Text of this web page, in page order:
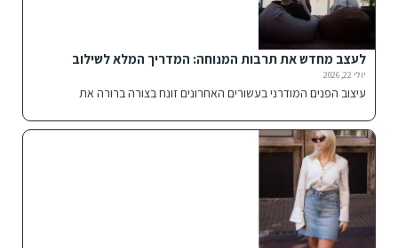
לעצב מחדש את תרבות המנוחה: המדריך המלא לשילוב
פתרונות ישיבה אלטרנטיביים בבית ובחוץ
יולי 22, 2026
עיצוב הפנים המודרני בעשורים האחרונים זונח בצורה ברורה את